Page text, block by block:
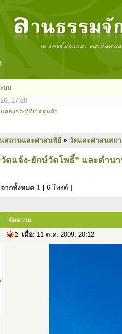
ะบบ
17:20
แสดงกระทู้ที่เปิดดูแล้ว
สถานและศาสนพิธี » วัดและศาสนสถ
ดแจ้ง-ยักษ์วัดโพธิ์” และตำนา
จากทั้งหมด 1 [ 6 โพสต์ ]
ข้อความ
เมื่อ: 11 ต.ค. 2009, 20:12